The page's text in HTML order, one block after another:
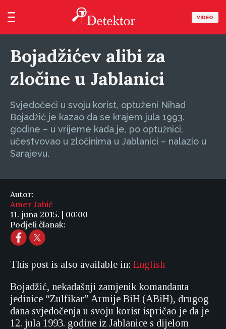
VIDEO
Bojadžićev alibi za
zločine u Jablanici
Svjedočeći u svoju korist, optuženi Nihad
Bojadžić je kazao da se krajem jula 1993.
godine – u vrijeme kada je, po optužnici,
učestvovao u zločinima u Jablanici – nalazio u
Sarajevu.
Autor:
Amer Jahić
11. juna 2015. | 00:00
Podjeli članak:
This post is also available in: English
Bojadžić, nekadašnji zamjenik komandanta
jedinice “Zulfikar” Armije BiH (ABiH), drugog
dana svjedočenja u svoju korist ispričao je da je
12. jula 1993. godine iz Jablanice s dijelom